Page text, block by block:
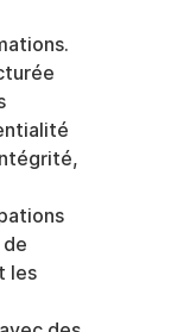
les